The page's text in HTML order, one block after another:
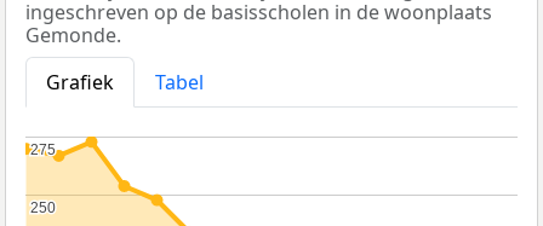
ingeschreven op de basisscholen in de woonplaats
Gemonde.
Grafiek
Tabel
250
250
275
275